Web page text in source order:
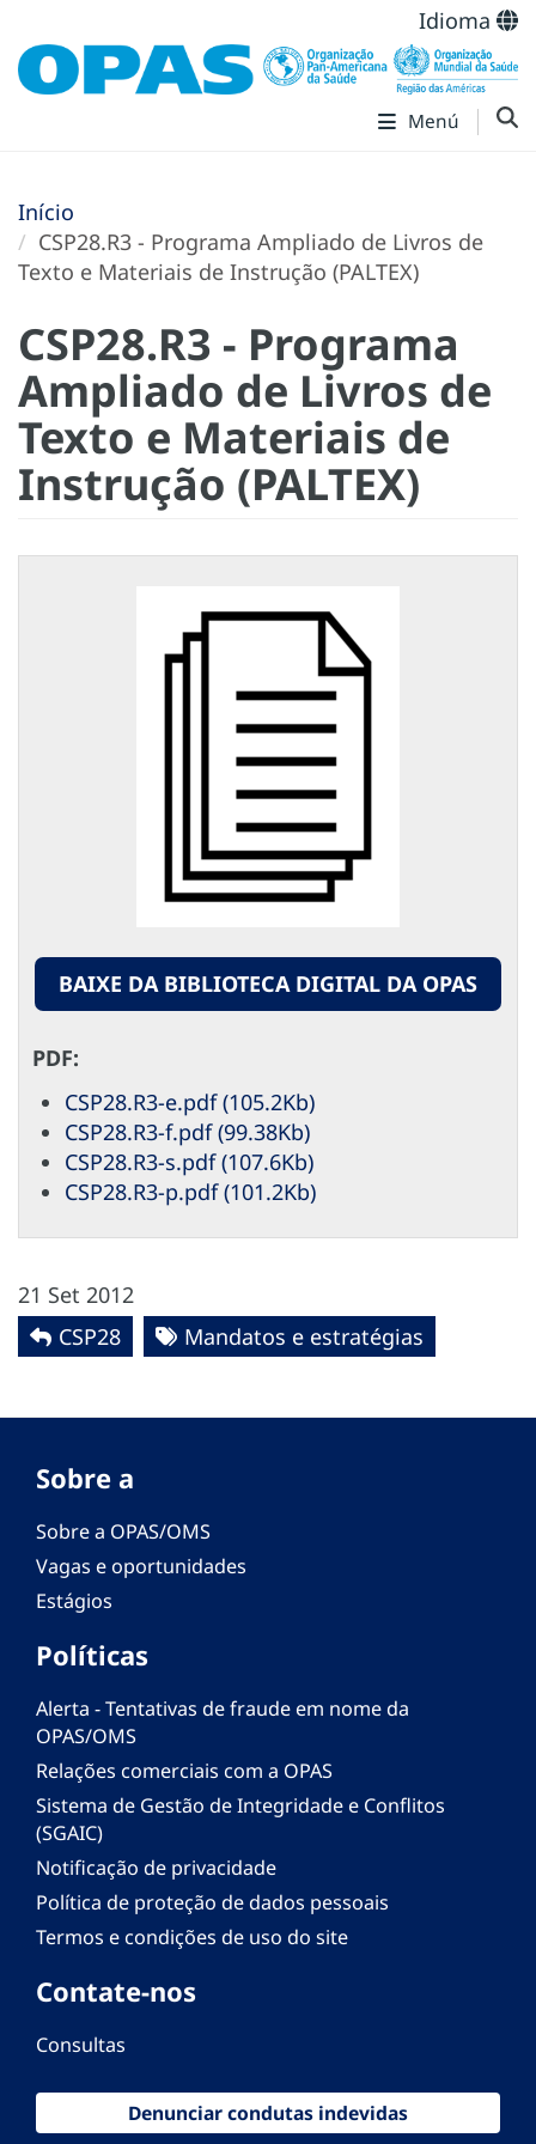
Idioma
Menú
Início
CSP28.R3 - Programa Ampliado de Livros de
Texto e Materiais de Instrução (PALTEX)
CSP28.R3 - Programa
Ampliado de Livros de
Texto e Materiais de
Instrução (PALTEX)
BAIXE DA BIBLIOTECA DIGITAL DA OPAS
PDF:
CSP28.R3-e.pdf (105.2Kb)
CSP28.R3-f.pdf (99.38Kb)
CSP28.R3-s.pdf (107.6Kb)
CSP28.R3-p.pdf (101.2Kb)
21 Set 2012
CSP28
Mandatos e estratégias
Sobre a
Sobre a OPAS/OMS
Vagas e oportunidades
Estágios
Políticas
Alerta - Tentativas de fraude em nome da
OPAS/OMS
Relações comerciais com a OPAS
Sistema de Gestão de Integridade e Conflitos
(SGAIC)
Notificação de privacidade
Política de proteção de dados pessoais
Termos e condições de uso do site
Contate-nos
Consultas
Denunciar condutas indevidas